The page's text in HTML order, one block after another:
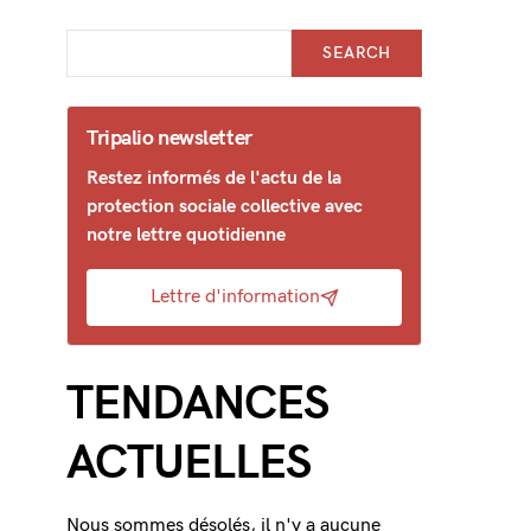
SEARCH
Tripalio newsletter
Restez informés de l'actu de la
protection sociale collective avec
notre lettre quotidienne
Lettre d'information
TENDANCES
ACTUELLES
Nous sommes désolés, il n'y a aucune